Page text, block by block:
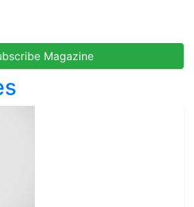
Magazine